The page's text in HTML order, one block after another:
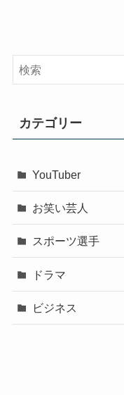
カテゴリー
YouTuber
お笑い芸人
スポーツ選手
ドラマ
ビジネス